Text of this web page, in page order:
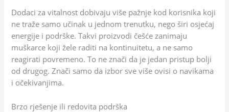
Dodaci za vitalnost dobivaju više pažnje kod korisnika koji
ne traže samo učinak u jednom trenutku, nego širi osjećaj
energije i podrške. Takvi proizvodi češće zanimaju
muškarce koji žele raditi na kontinuitetu, a ne samo
reagirati povremeno. To ne znači da je jedan pristup bolji
od drugog. Znači samo da izbor sve više ovisi o navikama
i očekivanjima.
Brzo rješenje ili redovita podrška